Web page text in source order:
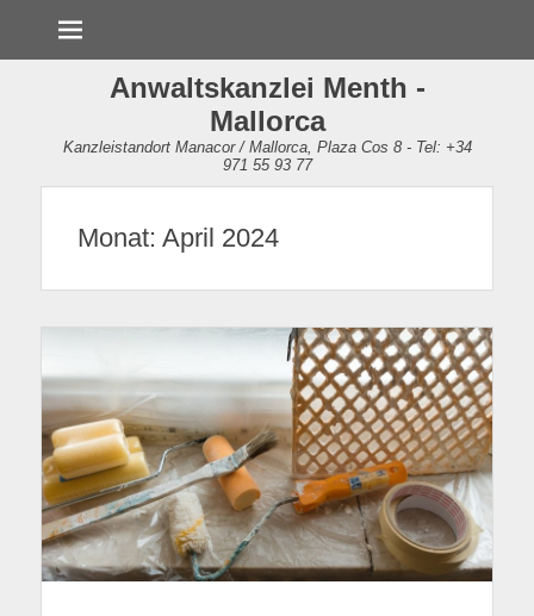
Anwaltskanzlei Menth -
Mallorca
Kanzleistandort Manacor / Mallorca, Plaza Cos 8 - Tel: +34
971 55 93 77
Monat: April 2024